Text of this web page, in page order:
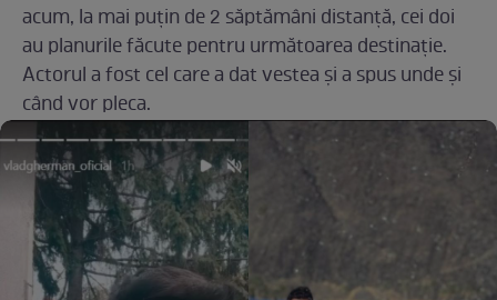
acum, la mai puțin de 2 săptămâni distanță, cei doi
au planurile făcute pentru următoarea destinație.
Actorul a fost cel care a dat vestea și a spus unde și
când vor pleca.